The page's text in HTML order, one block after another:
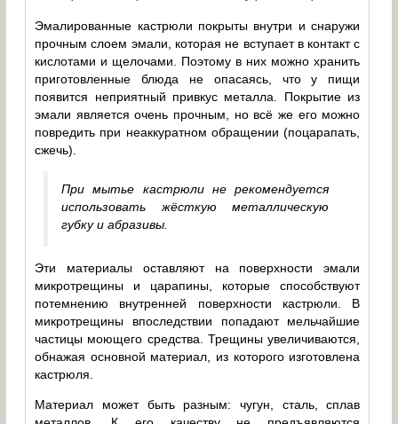
Эмалированные кастрюли покрыты внутри и снаружи
прочным слоем эмали, которая не вступает в контакт с
кислотами и щелочами. Поэтому в них можно хранить
приготовленные блюда не опасаясь, что у пищи
появится неприятный привкус металла. Покрытие из
эмали является очень прочным, но всё же его можно
повредить при неаккуратном обращении (поцарапать,
сжечь).
При мытье кастрюли не рекомендуется
использовать жёсткую металлическую
губку и абразивы.
Эти материалы оставляют на поверхности эмали
микротрещины и царапины, которые способствуют
потемнению внутренней поверхности кастрюли. В
микротрещины впоследствии попадают мельчайшие
частицы моющего средства. Трещины увеличиваются,
обнажая основной материал, из которого изготовлена
кастрюля.
Материал может быть разным: чугун, сталь, сплав